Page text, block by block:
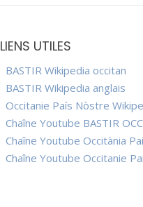
LIENS UTILES
BASTIR Wikipedia occitan
BASTIR Wikipedia anglais
Occitanie País Nòstre
Chaîne Youtube BASTIR
Chaîne Youtube Occitània
Chaîne Youtube Occitanie